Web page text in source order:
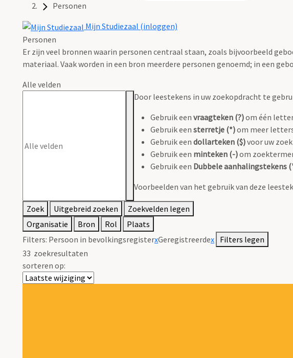
Personen
Mijn Studiezaal (inloggen)
Personen
Er zijn veel bronnen waarin personen centraal staan, zoals bijvoorbeeld
materiaal. Vaak worden in een bron meerdere personen genoemd; in een
Alle velden
Door leestekens in uw zoekopdracht te
Gebruik een vraagteken (?)om één
Gebruik een sterretje (*)om meer
Gebruik een dollarteken ($)voor uw
Gebruik een minteken (-)om
Gebruik een Dubbele aanhalingstekens
Voorbeelden van het gebruik van deze
Zoek Uitgebreid zoeken
Zoekvelden legen
Organisatie
Bron Rol
Plaats
Filters: Persoon in bevolkingsregisterxGeregistreerdex Filters legen
33 zoekresultaten
sorteren op: